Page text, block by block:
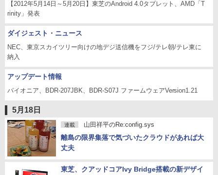
【2012年5月14日～5月20日】東芝のAndroid 4.0タブレット、AMD「T
rinity」発表
ダイジェスト・ニュース
NEC、東京スカイツリー向けの地デジ送信機をフジ/テレ朝/テレ東に
納入
アップデート情報
パイオニア、BDR-207JBK、BDR-S07J ファームウェアVersion1.21
5月18日
連載 山田祥平のRe:config.sys
離島の限界集落で気づいたクラウドがあれば大
丈夫
東芝、クアッドコアIvy Bridge搭載の新デザイ